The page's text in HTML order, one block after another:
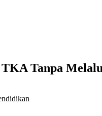
Tanpa